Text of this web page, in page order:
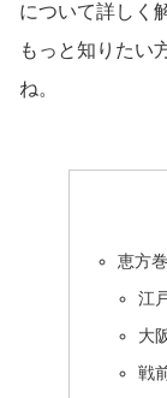
について詳しく
もっと知りたい
ね。
恵方
江
大
戦